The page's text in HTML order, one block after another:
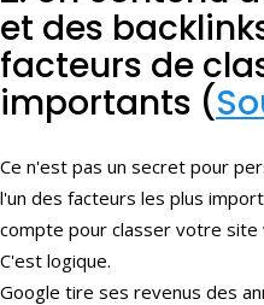
et des
facteurs de
importants (
Ce n'est pas un secret pour
l'un des facteurs les plus
compte pour classer votre site
C'est logique.
Google tire ses revenus des